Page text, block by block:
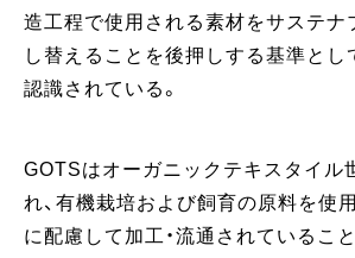
造工程で使用される素材をサステナ
し替えることを後押しする基準とし
認識されている。
GOTSはオーガニックテキスタイル
れ、有機栽培および飼育の原料を使
に配慮して加工・流通されているこ